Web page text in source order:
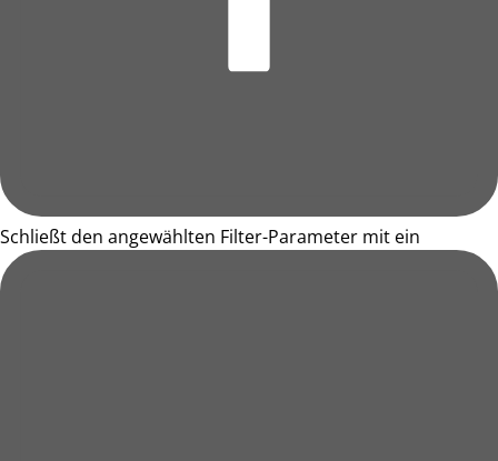
Schließt den angewählten Filter-Parameter mit ein